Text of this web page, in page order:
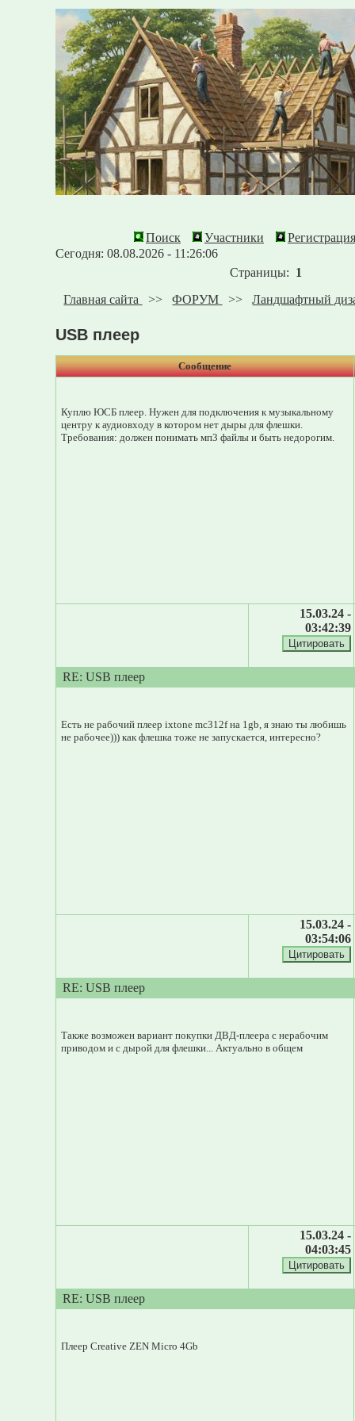
Поиск Участники
Регистрация
Сегодня: 08.08.2026 - 11:26:06
Страницы: 1
Главная сайта
>>ФОРУМ >>Ландшафтный
USB плеер
Сообщение
Куплю ЮСБ плеер. Нужен для подключения к музыкальному
центру к аудиовходу в котором нет дыры для флешки.
Требования: должен понимать мп3 файлы и быть недорогим.
15.03.24 -
03:42:39
RE: USB плеер
Есть не рабочий плеер ixtone mc312f на 1gb, я знаю ты любишь
не рабочее))) как флешка тоже не запускается, интересно?
15.03.24 -
03:54:06
RE: USB плеер
Также возможен вариант покупки ДВД-плеера с нерабочим
приводом и с дырой для флешки... Актуально в общем
15.03.24 -
04:03:45
RE: USB плеер
Плеер Creative ZEN Micro 4Gb